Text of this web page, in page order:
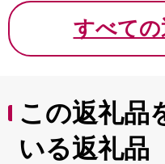
すべて
この返礼品
いる返礼品